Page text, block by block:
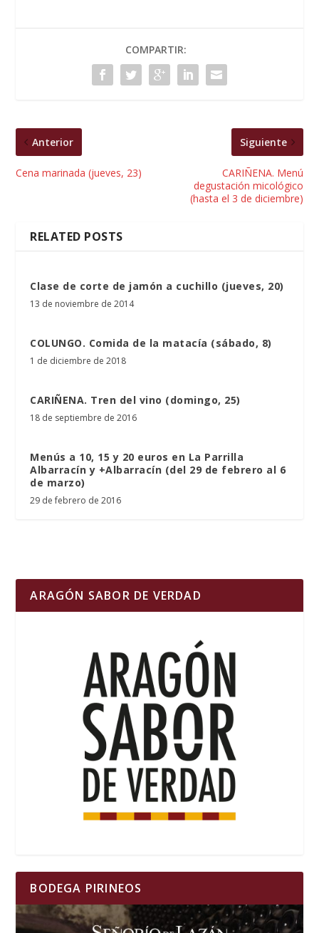
COMPARTIR:
Anterior
Cena marinada (jueves, 23)
Siguiente
CARIÑENA. Menú
degustación micológico
(hasta el 3 de diciembre)
RELATED POSTS
Clase de corte de jamón a cuchillo (jueves, 20)
13 de noviembre de 2014
COLUNGO. Comida de la matacía (sábado, 8)
1 de diciembre de 2018
CARIÑENA. Tren del vino (domingo, 25)
18 de septiembre de 2016
Menús a 10, 15 y 20 euros en La Parrilla
Albarracín y +Albarracín (del 29 de febrero al 6
de marzo)
29 de febrero de 2016
ARAGÓN SABOR DE VERDAD
BODEGA PIRINEOS